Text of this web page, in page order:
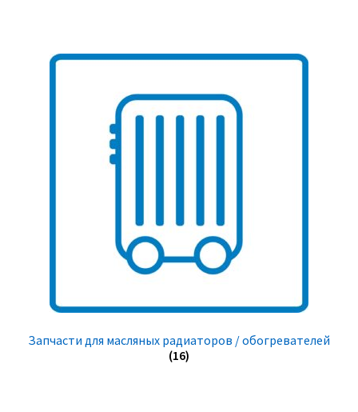
Запчасти для масляных радиаторов / обогревателей
(16)